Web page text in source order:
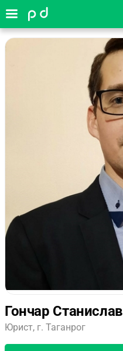
Гончар Станислав
Юрист, г. Таганрог